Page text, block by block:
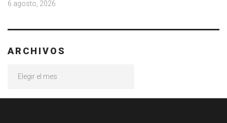
6 agosto, 2026
ARCHIVOS